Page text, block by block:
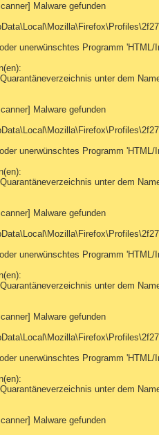
Malware gefunden
unerwünschtes Programm 'HTML/
unter dem
Malware gefunden
unerwünschtes Programm 'HTML/
unter dem
Malware gefunden
unerwünschtes Programm 'HTML/
unter dem
Malware gefunden
unerwünschtes Programm 'HTML/
unter dem
Malware gefunden